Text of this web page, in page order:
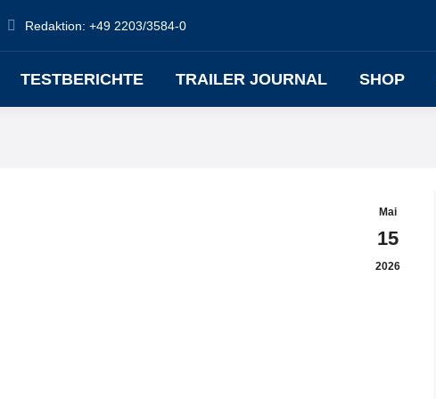
Redaktion: +49 2203/3584-0
TESTBERICHTE TRAILER JOURNAL SHOP
Mai
15
2026